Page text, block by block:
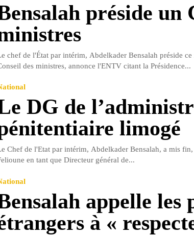
préside un
chef de l'État par intérim, Abdelkader Bensalah préside
des ministres, annonce l'ENTV citant la Présidence...
DG de
limogé
Chef de l'Etat par intérim, Abdelkader Bensalah, a mis
en tant que Directeur général de...
appelle les
à «